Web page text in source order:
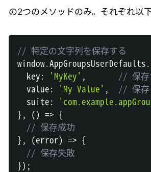
の2つのメソッドのみ。それぞれ以
// 特定の文字列を保存する
window.AppGroupsUserDefaults.
  key
: 'MyKey' ,
// 保存
  value
: 'My Value' ,
// 保存
  suite
:
} , () => {
// 保存成功
} , (error) => {
// 保存失敗
}) ;